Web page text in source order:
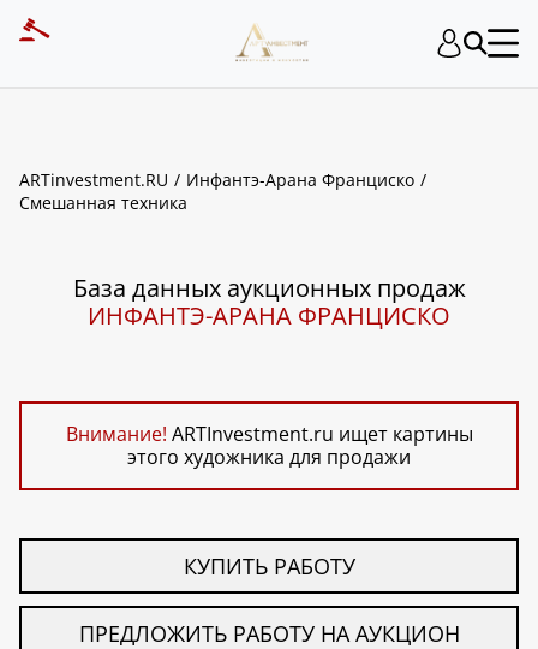
ARTinvestment.RU
Инфантэ-Арана Франциско
Смешанная техника
База данных аукционных продаж
ИНФАНТЭ-АРАНА ФРАНЦИСКО
Внимание! ARTInvestment.ru ищет картины
этого художника для продажи
КУПИТЬ РАБОТУ
ПРЕДЛОЖИТЬ РАБОТУ НА АУКЦИОН